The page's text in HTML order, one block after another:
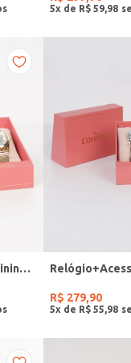
5x de R$ 59 98
Relógio Condor Feminino DOURADO
R$ 279,90
5x de R$ 55 98